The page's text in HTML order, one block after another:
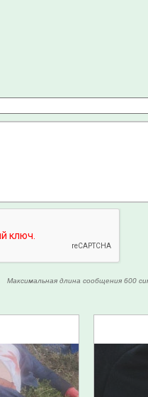
Максимальная длина сообщения 600